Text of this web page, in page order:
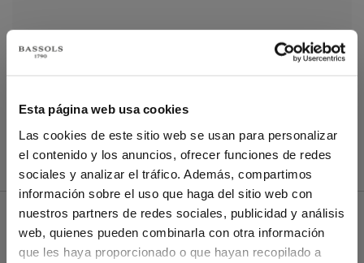
Esta página web usa cookies
Las cookies de este sitio web se usan para personalizar
el contenido y los anuncios, ofrecer funciones de redes
sociales y analizar el tráfico. Además, compartimos
información sobre el uso que haga del sitio web con
nuestros partners de redes sociales, publicidad y análisis
web, quienes pueden combinarla con otra información
que les haya proporcionado o que hayan recopilado a
WELCOME TO BASSOLS